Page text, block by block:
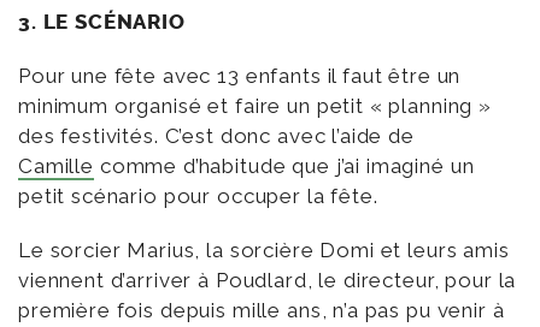
3. LE SCÉNARIO
Pour une fête avec 13 enfants il faut être un
minimum organisé et faire un petit « planning »
des festivités. C’est donc avec l’aide de
Camille comme d’habitude que j’ai imaginé un
petit scénario pour occuper la fête.
Le sorcier Marius, la sorcière Domi et leurs amis
viennent d’arriver à Poudlard, le directeur, pour la
première fois depuis mille ans, n’a pas pu venir à